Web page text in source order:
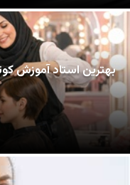
بهترین استاد آموزش